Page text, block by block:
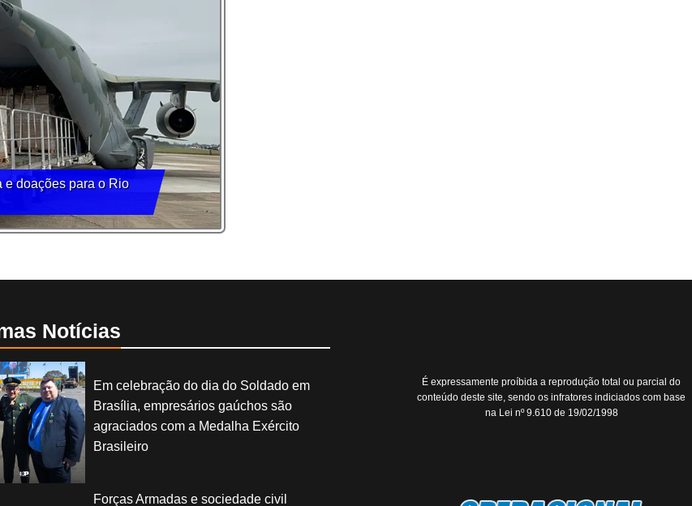
e doações para o Rio
Notícias
Em celebração do dia do Soldado em
Brasília, empresários gaúchos são
agraciados com a Medalha Exército
Brasileiro
Forças Armadas e sociedade civil
É expressamente proíbida a reprodução total ou parcial do
conteúdo deste site, sendo os infratores indiciados com base
na Lei nº 9.610 de 19/02/1998